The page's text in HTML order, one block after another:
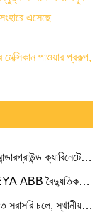
এসেছে
পাওয়ার প্রকল্প,
ক্যাবিনেটের
পাঠানো হয়েছে
ABB বৈদ্যুতিক
চলে, স্থানীয়